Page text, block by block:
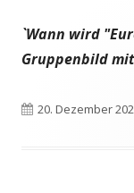
`Wann wird
Gruppenbild
Veröffentlicht
20. Dezember